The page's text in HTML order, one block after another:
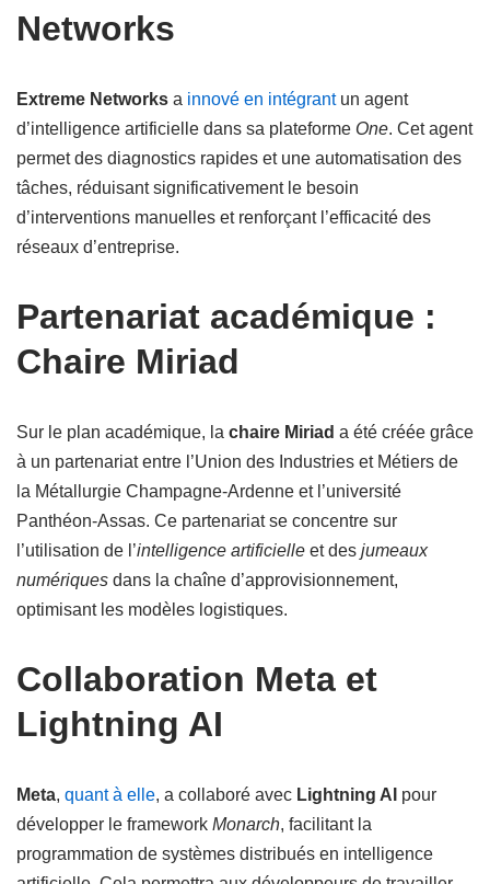
Networks
Extreme Networks a innové en intégrantun agent
d’intelligence artificielle dans sa plateforme One. Cet agent
permet des diagnostics rapides et une automatisation des
tâches, réduisant significativement le besoin
d’interventions manuelles et renforçant l’efficacité des
réseaux d’entreprise.
Partenariat académique :
Chaire Miriad
Sur le plan académique, la chaire Miriad a été créée grâce
à un partenariat entre l’Union des Industries et Métiers de
la Métallurgie Champagne-Ardenne et l’université
Panthéon-Assas. Ce partenariat se concentre sur
l’utilisation de l’intelligence artificielle et des jumeaux
numériques dans la chaîne d’approvisionnement,
optimisant les modèles logistiques.
Collaboration Meta et
Lightning AI
Meta, quant à elle, a collaboré avec Lightning AI pour
développer le framework Monarch, facilitant la
programmation de systèmes distribués en intelligence